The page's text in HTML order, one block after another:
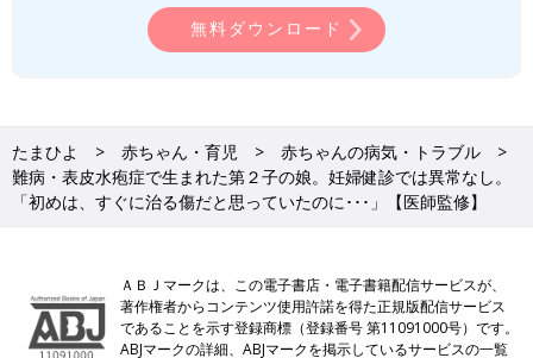
無料ダウンロード
たまひよ 赤ちゃん・育児
赤ちゃんの病気・トラブル
難病・表皮水疱症で生まれた第２子の娘。妊婦健診では異常なし。
「初めは、すぐに治る傷だと思っていたのに･･･」【医師監修】
ＡＢＪマークは、この電子書店・電子書籍配信サービスが、
著作権者からコンテンツ使用許諾を得た正規版配信サービス
であることを示す登録商標（登録番号 第11091000号）です。
ABJマークの詳細、ABJマークを掲示しているサービスの一覧